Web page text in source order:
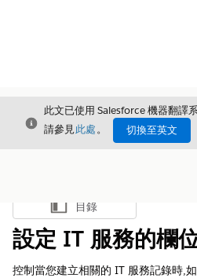
結束
此文已使用 Salesforce 機器翻譯
請參見此處。 切換至英文
顯示目錄
目錄
設定 IT 服務的欄
控制當您建立相關的 IT 服務記錄時,如